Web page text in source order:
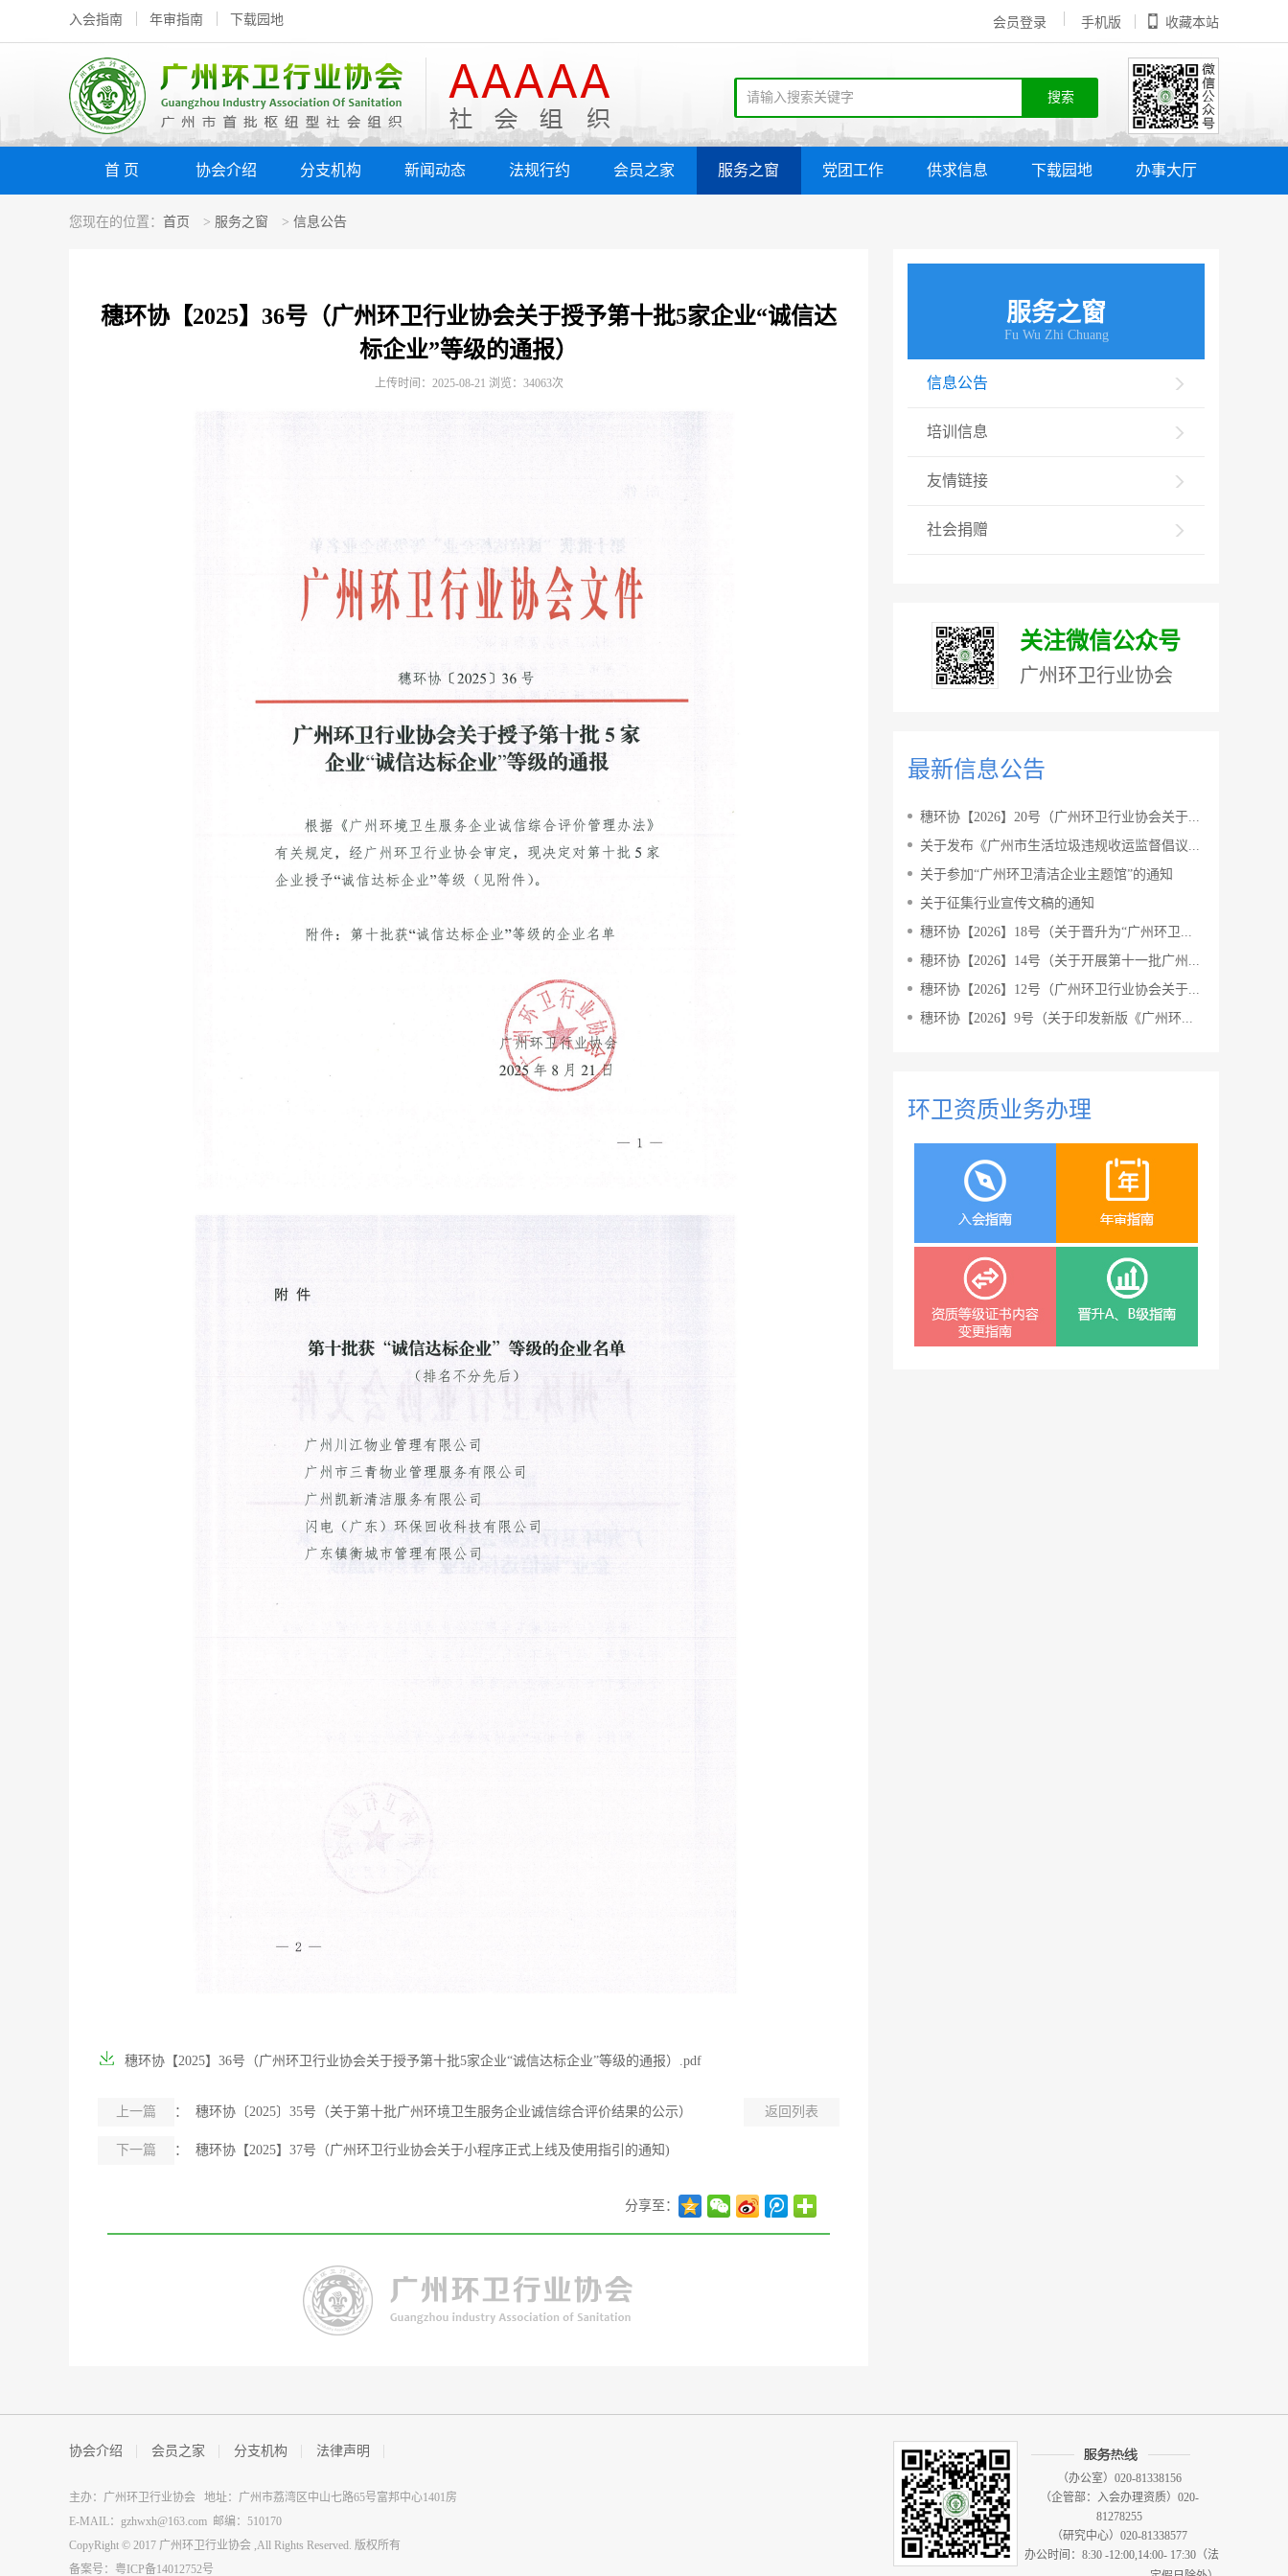
入会指南 年审指南 下载园地 会员登录 手机版 收藏本站
首 页 协会介绍 分支机构 新闻动态 法规行约 会员之家 服务之窗 党团工作 供求信息 下载园地 办事大厅
您现在的位置： 首页 > 服务之窗 > 信息公告
穗环协【2025】36号（广州环卫行业协会关于授予第十批5家企业“诚信达
标企业”等级的通报）
上传时间：2025-08-21 浏览：34063次
穗环协【2025】36号（广州环卫行业协会关于授予第十批5家企业“诚信达标企业”等级的通报）.pdf
上一篇 ： 穗环协〔2025〕35号（关于第十批广州环境卫生服务企业诚信综合评价结果的公示）
下一篇 ： 穗环协【2025】37号（广州环卫行业协会关于小程序正式上线及使用指引的通知)
返回列表
分享至：
服务之窗
Fu Wu Zhi Chuang
信息公告
培训信息
友情链接
社会捐赠
关注微信公众号
广州环卫行业协会
最新信息公告
穗环协【2026】20号（广州环卫行业协会关于...
关于发布《广州市生活垃圾违规收运监督倡议...
关于参加“广州环卫清洁企业主题馆”的通知
关于征集行业宣传文稿的通知
穗环协【2026】18号（关于晋升为“广州环卫...
穂环协【2026】14号（关于开展第十一批广州...
穗环协【2026】12号（广州环卫行业协会关于...
穗环协【2026】9号（关于印发新版《广州环...
环卫资质业务办理
协会介绍 会员之家 分支机构 法律声明
主办：广州环卫行业协会 地址：广州市荔湾区中山七路65号富邦中心1401房
E-MAIL：gzhwxh@163.com 邮编：510170
CopyRight © 2017 广州环卫行业协会 ,All Rights Reserved. 版权所有
备案号：粤ICP备14012752号
（办公室）020-81338156
（企管部：入会办理资质）020-
81278255
（研究中心）020-81338577
办公时间：8:30 -12:00,14:00- 17:30（法